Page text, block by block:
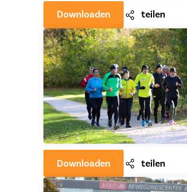
Downloaden teilen
Downloaden teilen